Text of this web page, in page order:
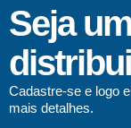
Seja um
Cadastre-se e logo
mais detalhes.